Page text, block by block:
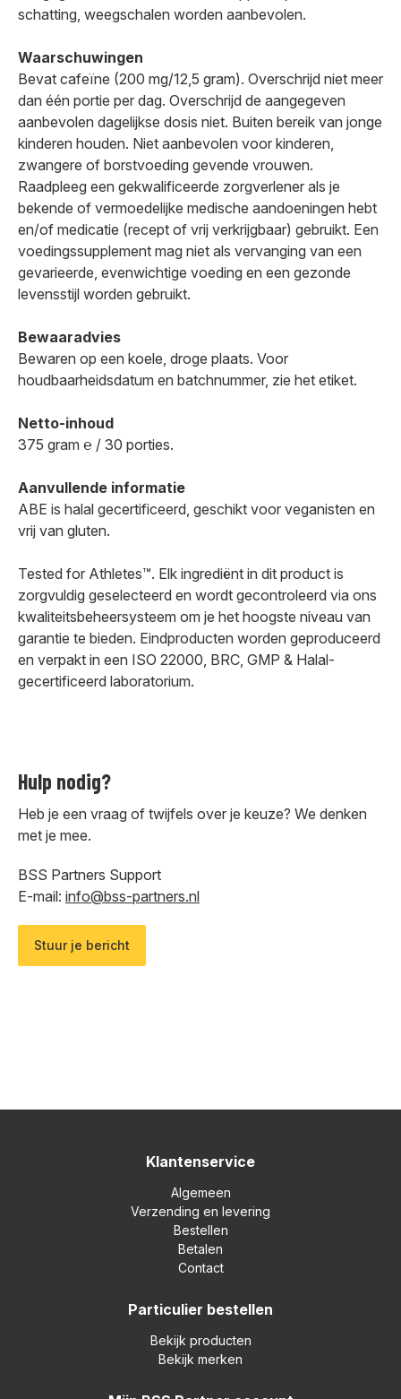
schatting, weegschalen worden aanbevolen.
Waarschuwingen
Bevat cafeïne (200 mg/12,5 gram). Overschrijd niet meer
dan één portie per dag. Overschrijd de aangegeven
aanbevolen dagelijkse dosis niet. Buiten bereik van jonge
kinderen houden. Niet aanbevolen voor kinderen,
zwangere of borstvoeding gevende vrouwen.
Raadpleeg een gekwalificeerde zorgverlener als je
bekende of vermoedelijke medische aandoeningen hebt
en/of medicatie (recept of vrij verkrijgbaar) gebruikt. Een
voedingssupplement mag niet als vervanging van een
gevarieerde, evenwichtige voeding en een gezonde
levensstijl worden gebruikt.
Bewaaradvies
Bewaren op een koele, droge plaats. Voor
houdbaarheidsdatum en batchnummer, zie het etiket.
Netto-inhoud
375 gram ℮ / 30 porties.
Aanvullende informatie
ABE is halal gecertificeerd, geschikt voor veganisten en
vrij van gluten.
Tested for Athletes™. Elk ingrediënt in dit product is
zorgvuldig geselecteerd en wordt gecontroleerd via ons
kwaliteitsbeheersysteem om je het hoogste niveau van
garantie te bieden. Eindproducten worden geproduceerd
en verpakt in een ISO 22000, BRC, GMP & Halal-
gecertificeerd laboratorium.
Hulp nodig?
Heb je een vraag of twijfels over je keuze? We denken
met je mee.
BSS Partners Support
E-mail: info@bss-partners.nl
Stuur je bericht
Klantenservice
Algemeen
Verzending en levering
Bestellen
Betalen
Contact
Particulier bestellen
Bekijk producten
Bekijk merken